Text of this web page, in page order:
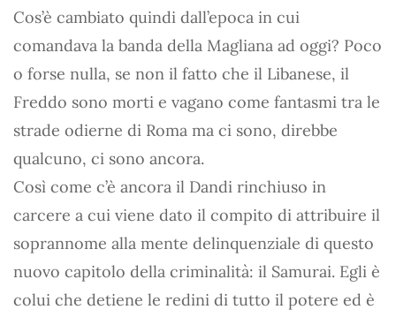
Cos’è cambiato quindi dall’epoca in cui
comandava la banda della Magliana ad oggi? Poco
o forse nulla, se non il fatto che il Libanese, il
Freddo sono morti e vagano come fantasmi tra le
strade odierne di Roma ma ci sono, direbbe
qualcuno, ci sono ancora.
Così come c’è ancora il Dandi rinchiuso in
carcere a cui viene dato il compito di attribuire il
soprannome alla mente delinquenziale di questo
nuovo capitolo della criminalità: il Samurai. Egli è
colui che detiene le redini di tutto il potere ed è